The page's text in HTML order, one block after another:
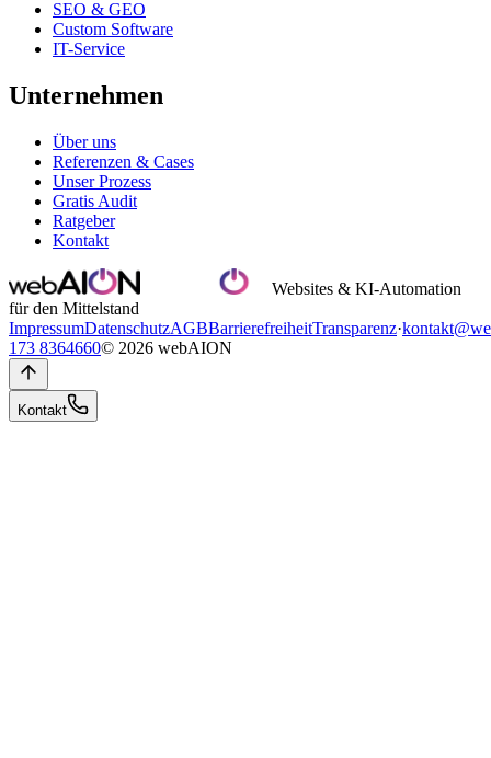
SEO & GEO
Custom Software
IT-Service
Unternehmen
Über uns
Referenzen & Cases
Unser Prozess
Gratis Audit
Ratgeber
Kontakt
Websites & KI-Automation
für den Mittelstand
ImpressumDatenschutzAGBBarrierefreiheitTransparenz·
173 8364660© 2026 webAION
Kontakt